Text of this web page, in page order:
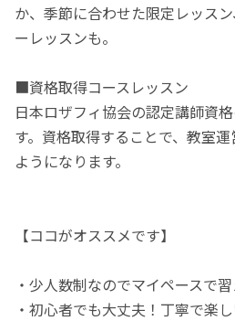
か、季節に合わせた限定レッス
ーレッスンも。
■資格取得コースレッスン
日本ロザフィ協会の認定講師資
す。資格取得することで、教室
ようになります。
【ココがオススメです】
・少人数制なのでマイペースで
・初心者でも大丈夫！丁寧で楽